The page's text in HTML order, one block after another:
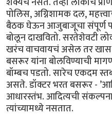
पोलिस, अग्निशामक दल,
बैठक घेऊन आजुबाजूचा संपूर्ण
बोलून दाखवितो. सरतेशेवटी
खरंच वाचवायचं असेल तर खास
बसरूर यांना बोलविण्याची
बॉम्बच पडतो. सारेच एकदम
असते. डॉक्टर भरत बसरूर -
आधारस्तंभ. आदित्यची
त्यांच्यामध्ये नसतात.